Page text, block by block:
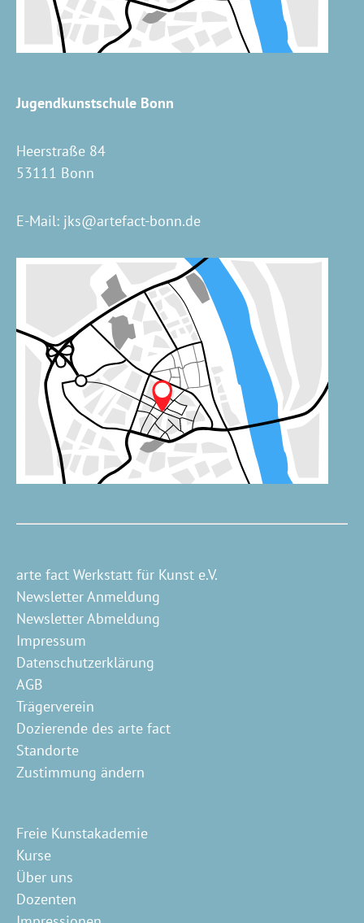
Jugendkunstschule Bonn
Heerstraße 84
53111 Bonn
E-Mail: jks@artefact-bonn.de
arte fact Werkstatt für Kunst e.V.
Newsletter Anmeldung
Newsletter Abmeldung
Impressum
Datenschutzerklärung
AGB
Trägerverein
Dozierende des arte fact
Standorte
Zustimmung ändern
Freie Kunstakademie
Kurse
Über uns
Dozenten